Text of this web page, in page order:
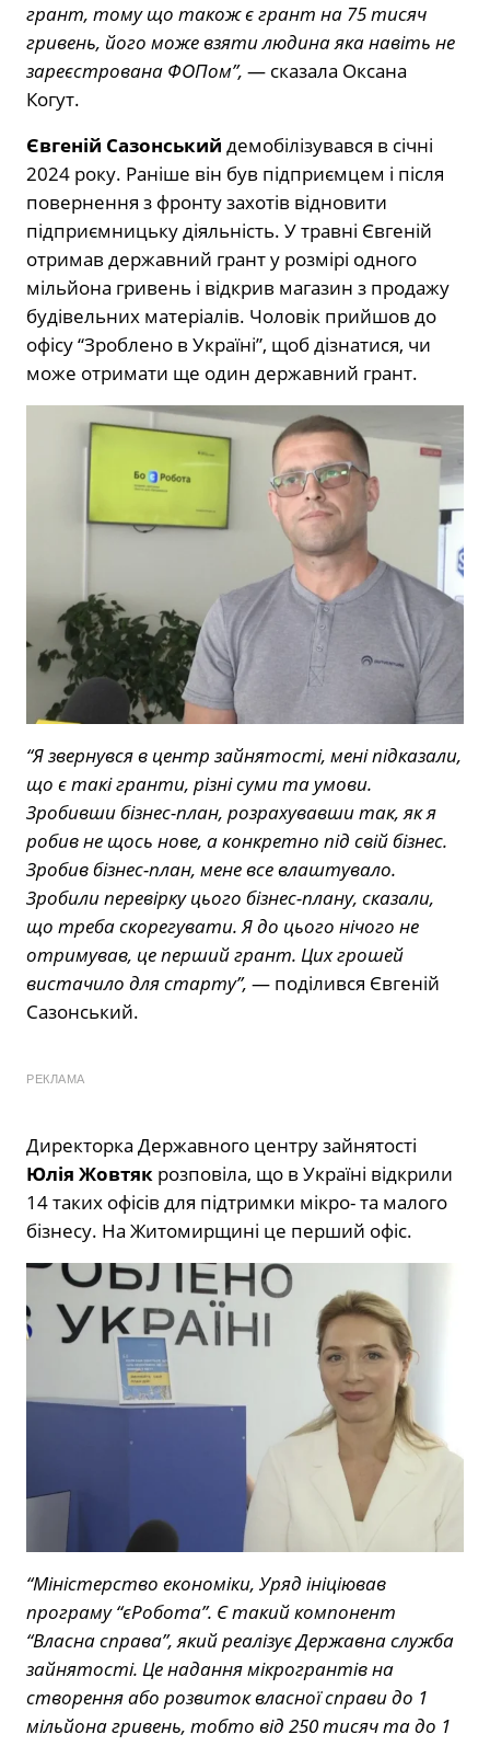
грант, тому що також є грант на 75 тисяч
гривень, його може взяти людина яка навіть не
зареєстрована ФОПом”, — сказала Оксана
Когут.
Євгеній Сазонський демобілізувався в січні
2024 року. Раніше він був підприємцем і після
повернення з фронту захотів відновити
підприємницьку діяльність. У травні Євгеній
отримав державний грант у розмірі одного
мільйона гривень і відкрив магазин з продажу
будівельних матеріалів. Чоловік прийшов до
офісу “Зроблено в Україні”, щоб дізнатися, чи
може отримати ще один державний грант.
“Я звернувся в центр зайнятості, мені підказали,
що є такі гранти, різні суми та умови.
Зробивши бізнес-план, розрахувавши так, як я
робив не щось нове, а конкретно під свій бізнес.
Зробив бізнес-план, мене все влаштувало.
Зробили перевірку цього бізнес-плану, сказали,
що треба скорегувати. Я до цього нічого не
отримував, це перший грант. Цих грошей
вистачило для старту”, — поділився Євгеній
Сазонський.
РЕКЛАМА
Директорка Державного центру зайнятості
Юлія Жовтяк розповіла, що в Україні відкрили
14 таких офісів для підтримки мікро- та малого
бізнесу. На Житомирщині це перший офіс.
“Міністерство економіки, Уряд ініціював
програму “єРобота”. Є такий компонент
“Власна справа”, який реалізує Державна служба
зайнятості. Це надання мікрогрантів на
створення або розвиток власної справи до 1
мільйона гривень, тобто від 250 тисяч та до 1